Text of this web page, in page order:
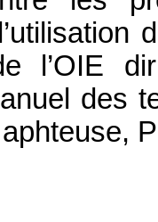
l’OIE
des